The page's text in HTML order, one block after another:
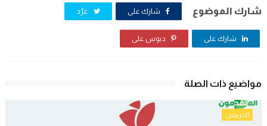
شارك الموضوع شارك على غرّد
شارك على دبوس على
مواضيع ذات الصلة
الخريجين